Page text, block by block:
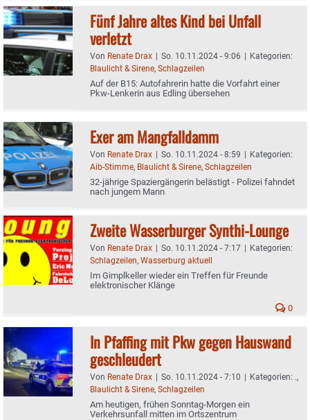
Fünf Jahre altes Kind bei Unfall
verletzt
Von Renate Drax | So. 10.11.2024 - 9:06 | Kategorien:
Blaulicht & Sirene, Schlagzeilen
Auf der B15: Autofahrerin hatte die Vorfahrt einer
Pkw-Lenkerin aus Edling übersehen
Exer am Mangfalldamm
Von Renate Drax | So. 10.11.2024 - 8:59 | Kategorien:
Aib-Stimme, Blaulicht & Sirene, Schlagzeilen
32-jährige Spaziergängerin belästigt - Polizei fahndet
nach jungem Mann
Zweite Wasserburger Synthi-Lounge
Von Renate Drax | So. 10.11.2024 - 7:17 | Kategorien:
Schlagzeilen, Wasserburg aktuell
Im Gimplkeller wieder ein Treffen für Freunde
elektronischer Klänge
0
In Pfaffing mit Pkw gegen Hauswand
geschleudert
Von Renate Drax | So. 10.11.2024 - 7:10 | Kategorien: .,
Blaulicht & Sirene, Schlagzeilen
Am heutigen, frühen Sonntag-Morgen ein
Verkehrsunfall mitten im Ortszentrum